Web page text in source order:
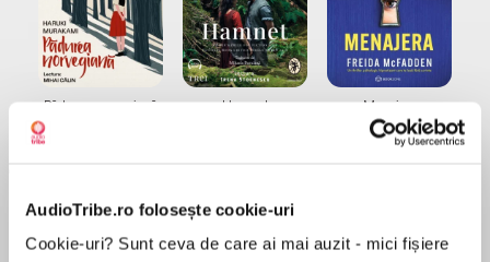
AudioTribe.ro folosește cookie-uri
Cookie-uri? Sunt ceva de care ai mai auzit - mici fișiere
Pădurea norvegiană Hamnet Menajera
Freida McFadden